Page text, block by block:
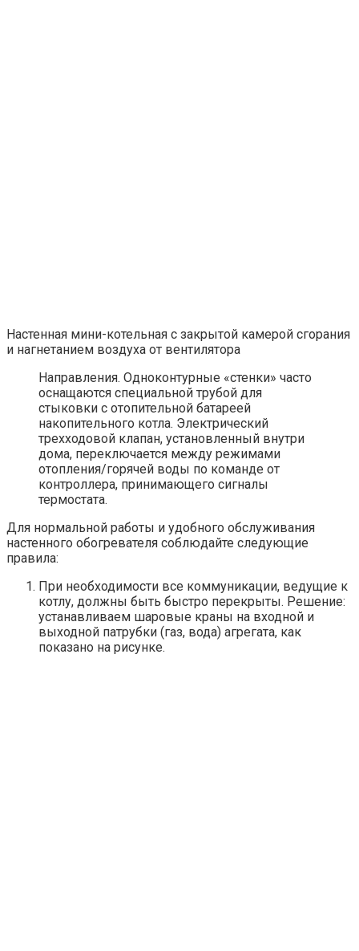
Настенная мини-котельная с закрытой камерой сгорания
и нагнетанием воздуха от вентилятора
Направления. Одноконтурные «стенки» часто
оснащаются специальной трубой для
стыковки с отопительной батареей
накопительного котла. Электрический
трехходовой клапан, установленный внутри
дома, переключается между режимами
отопления/горячей воды по команде от
контроллера, принимающего сигналы
термостата.
Для нормальной работы и удобного обслуживания
настенного обогревателя соблюдайте следующие
правила:
При необходимости все коммуникации, ведущие к
котлу, должны быть быстро перекрыты. Решение:
устанавливаем шаровые краны на входной и
выходной патрубки (газ, вода) агрегата, как
показано на рисунке.